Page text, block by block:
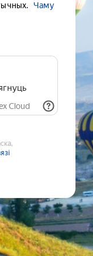
Чаму
Cloud